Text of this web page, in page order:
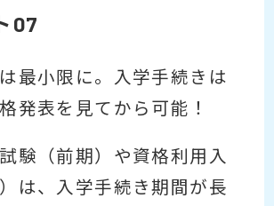
07
最小限に。入学手続きは
発表を見てから可能！
験（前期）や資格利用入
は、入学手続き期間が長